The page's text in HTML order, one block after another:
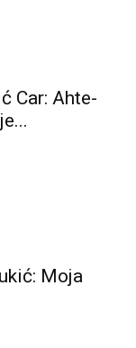
Car: Ahte-
Moja